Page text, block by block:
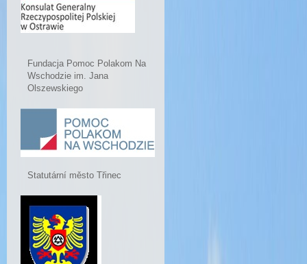
Fundacja Pomoc Polakom Na
Wschodzie im. Jana
Olszewskiego
Statutární město Třinec